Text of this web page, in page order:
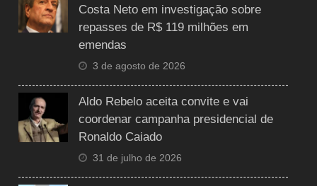
Costa Neto em investigação sobre
repasses de R$ 119 milhões em
emendas
3 de agosto de 2026
Aldo Rebelo aceita convite e vai
coordenar campanha presidencial de
Ronaldo Caiado
31 de julho de 2026